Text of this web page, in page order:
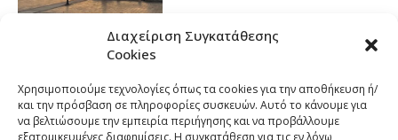
Διαχείριση Συγκατάθεσης
Cookies
Χρησιμοποιούμε τεχνολογίες όπως τα cookies για την αποθήκευση ή/
και την πρόσβαση σε πληροφορίες συσκευών. Αυτό το κάνουμε για
να βελτιώσουμε την εμπειρία περιήγησης και να προβάλλουμε
εξατομικευμένες διαφημίσεις. Η συγκατάθεση για τις εν λόγω